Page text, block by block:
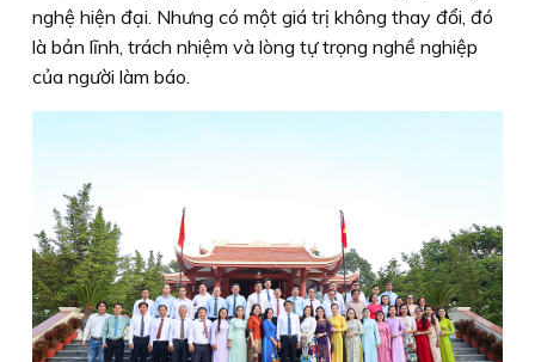
nghệ hiện đại. Nhưng có một giá trị không thay đổi, đó
là bản lĩnh, trách nhiệm và lòng tự trọng nghề nghiệp
của người làm báo.